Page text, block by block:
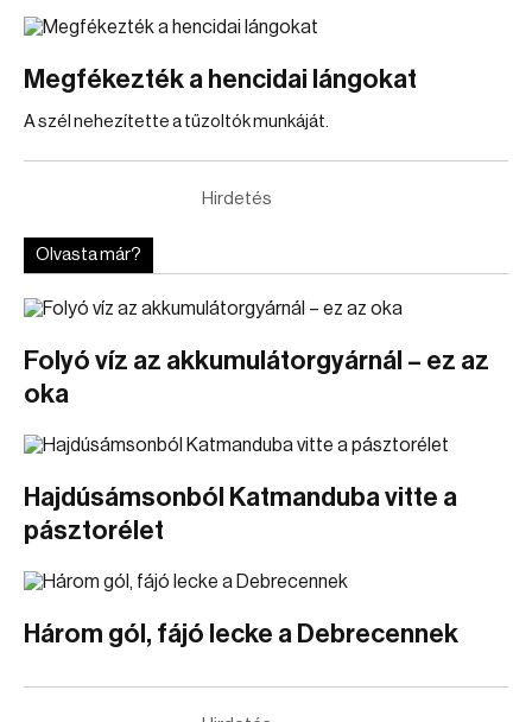
Megfékezték a hencidai lángokat
A szél nehezítette a tűzoltók munkáját.
Hirdetés
Olvasta már?
Folyó víz az akkumulátorgyárnál – ez az
oka
Hajdúsámsonból Katmanduba vitte a
pásztorélet
Három gól, fájó lecke a Debrecennek